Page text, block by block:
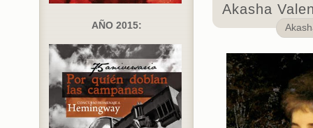
AÑO 2015:
Akasha